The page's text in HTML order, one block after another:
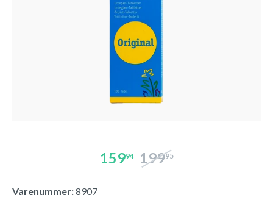
15994 19995
Varenummer:8907